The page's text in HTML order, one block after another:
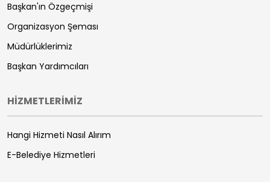
Başkan'ın Özgeçmişi
Organizasyon Şeması
Müdürlüklerimiz
Başkan Yardımcıları
HİZMETLERİMİZ
Hangi Hizmeti Nasıl Alırım
E-Belediye Hizmetleri